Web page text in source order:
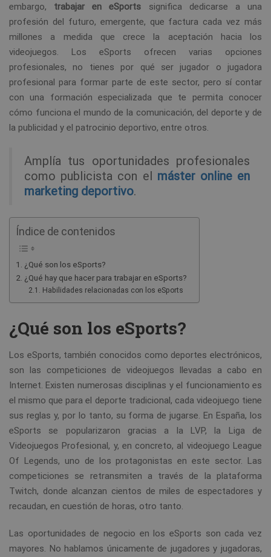
embargo, trabajar en eSports significa dedicarse a una
profesión del futuro, emergente, que factura cada vez más
millones a medida que crece la aceptación hacia los
videojuegos. Los eSports ofrecen varias opciones
profesionales, no tienes por qué ser jugador o jugadora
profesional para formar parte de este sector, pero sí contar
con una formación especializada que te permita conocer
cómo funciona el mundo de la comunicación, del deporte y de
la publicidad y el patrocinio deportivo, entre otros.
Amplía tus oportunidades profesionales
como publicista con el máster online en
marketing deportivo.
Índice de contenidos
¿Qué son los eSports?
¿Qué hay que hacer para trabajar en eSports?
Habilidades relacionadas con los eSports
¿Qué son los eSports?
Los eSports, también conocidos como deportes electrónicos,
son las competiciones de videojuegos llevadas a cabo en
Internet. Existen numerosas disciplinas y el funcionamiento es
el mismo que para el deporte tradicional, cada videojuego tiene
sus reglas y, por lo tanto, su forma de jugarse. En España, los
eSports se popularizaron gracias a la LVP, la Liga de
Videojuegos Profesional, y, en concreto, al videojuego League
Of Legends, uno de los protagonistas en este sector. Las
competiciones se retransmiten a través de la plataforma
Twitch, donde alcanzan cientos de miles de espectadores y
recaudan, en cuestión de horas, otro tanto.
Las oportunidades de negocio en los eSports son cada vez
mayores. No hablamos únicamente de jugadores y jugadoras,